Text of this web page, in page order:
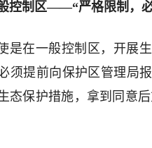
控制区——“严格限制，
是在一般控制区，开展
须提前向保护区管理局
态保护措施，拿到同意